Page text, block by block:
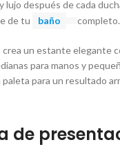
lujo después de cada
de tu
baño completo.
un estante elegante
para manos y
para un resultado
de